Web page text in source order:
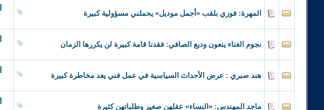
المهرة: فوزي بلقب «أجمل موديل» يحملني مسؤولية كبيرة
نجوم الغناء ينعون وديع الصافي: فقدنا قامة كبيرة لن يكررها الزمان
هند صبري : عرض الأحداث السياسية في عمل فني يعد مخاطرة كبيرة
ماجد المهندس: «النساء» عقلهن صغير وطلباتهن كثيرة